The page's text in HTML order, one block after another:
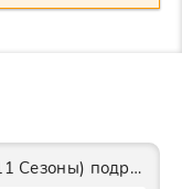
Ментовские войны Все (1-11 Сезоны) подряд Сериал